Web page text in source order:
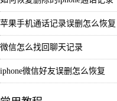
苹果手机通话记录误删怎么恢复
微信怎么找回聊天记录
iphone微信好友误删怎么恢复